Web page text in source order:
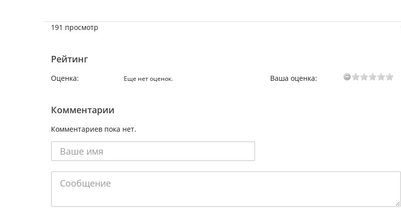
191 просмотр
Рейтинг
Оценка: Еще нет оценок. Ваша оценка:
Комментарии
Комментариев пока нет.